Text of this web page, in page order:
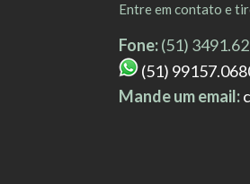
Entre em contato e
Fone:(51)
(51)
Mande um email: